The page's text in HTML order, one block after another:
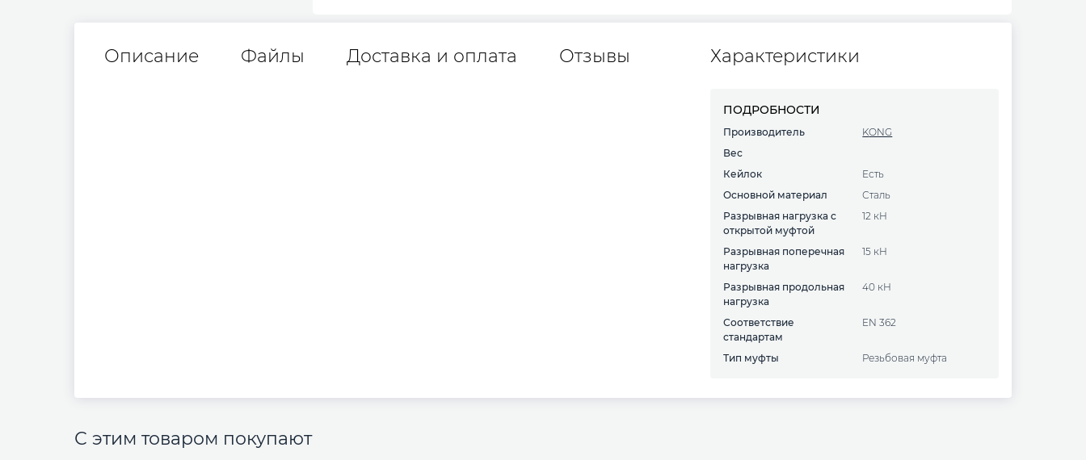
Описание Файлы Доставка и оплата Отзывы Характеристики
ПОДРОБНОСТИ
Производитель
KONG
Вес
Кейлок
есть
Основной материал
сталь
Разрывная нагрузка с
открытой муфтой
12 кН
Разрывная поперечная
нагрузка
15 кН
Разрывная продольная
нагрузка
40 кН
Соответствие
стандартам
EN 362
Тип муфты Резьбовая муфта
С этим товаром покупают